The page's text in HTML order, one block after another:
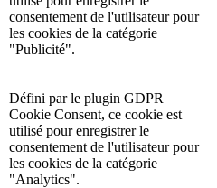
consentement de l'utilisateur pour
les cookies de la catégorie
"Publicité".
Défini par le plugin GDPR
Cookie Consent, ce cookie est
utilisé pour enregistrer le
consentement de l'utilisateur pour
les cookies de la catégorie
"Analytics".